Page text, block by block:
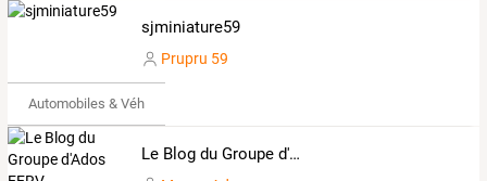
sjminiature59
Prupru 59
Automobiles & Véhicules
Le Blog du Groupe d'Ados EERV